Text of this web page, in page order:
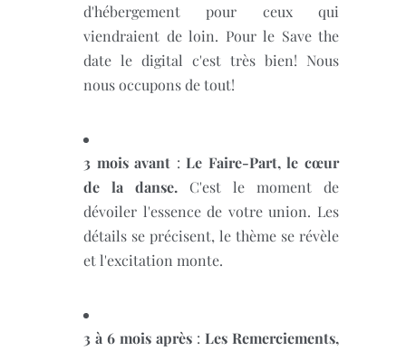
d'hébergement pour ceux qui
viendraient de loin. Pour le Save the
date le digital c'est très bien! Nous
nous occupons de tout!
3 mois avant :Le Faire-Part, le cœur
de la danse. C'est le moment de
dévoiler l'essence de votre union. Les
détails se précisent, le thème se révèle
et l'excitation monte.
3 à 6 mois après : Les Remerciements,